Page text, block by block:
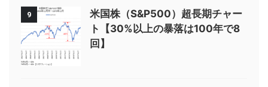
9
米国株（S&P500）超長期チャー
ト【30%以上の暴落は100年で8
回】